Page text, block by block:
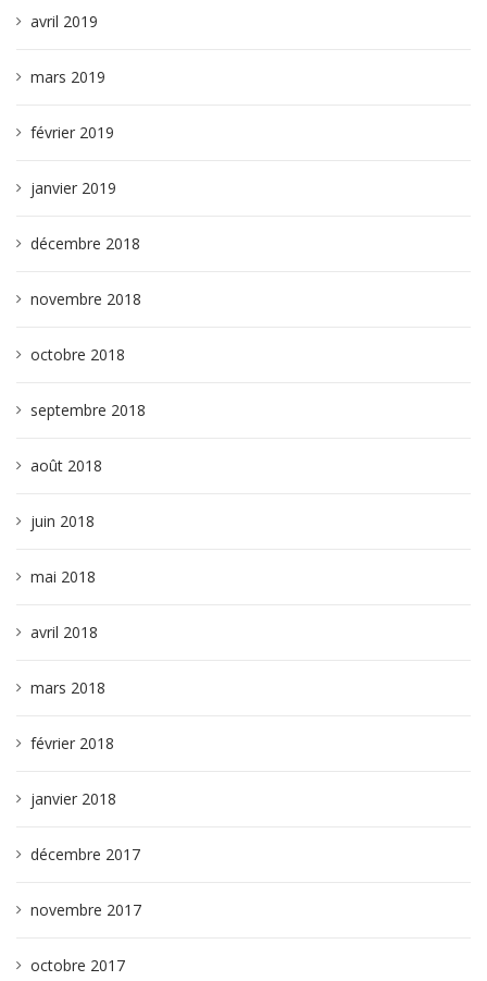
avril 2019
mars 2019
février 2019
janvier 2019
décembre 2018
novembre 2018
octobre 2018
septembre 2018
août 2018
juin 2018
mai 2018
avril 2018
mars 2018
février 2018
janvier 2018
décembre 2017
novembre 2017
octobre 2017